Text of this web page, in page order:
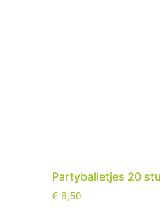
Partyballetjes 20
€ 6,50